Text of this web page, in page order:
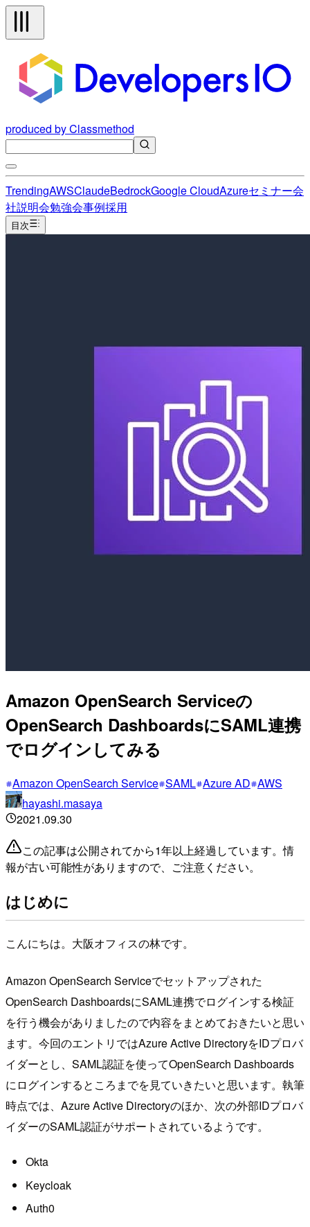
produced by Classmethod
TrendingAWSClaudeBedrockGoogle CloudAzureセミナー会
社説明会勉強会事例採用
目次
Amazon OpenSearch Serviceの
OpenSearch DashboardsにSAML連携
でログインしてみる
Amazon OpenSearch Service SAML Azure AD AWS
hayashi.masaya
2021.09.30
この記事は公開されてから1年以上経過しています。情
報が古い可能性がありますので、ご注意ください。
はじめに
こんにちは。大阪オフィスの林です。
Amazon OpenSearch Serviceでセットアップされた
OpenSearch DashboardsにSAML連携でログインする検証
を行う機会がありましたので内容をまとめておきたいと思い
ます。今回のエントリではAzure Active DirectoryをIDプロバ
イダーとし、SAML認証を使ってOpenSearch Dashboards
にログインするところまでを見ていきたいと思います。執筆
時点では、Azure Active Directoryのほか、次の外部IDプロバ
イダーのSAML認証がサポートされているようです。
Okta
Keycloak
Auth0